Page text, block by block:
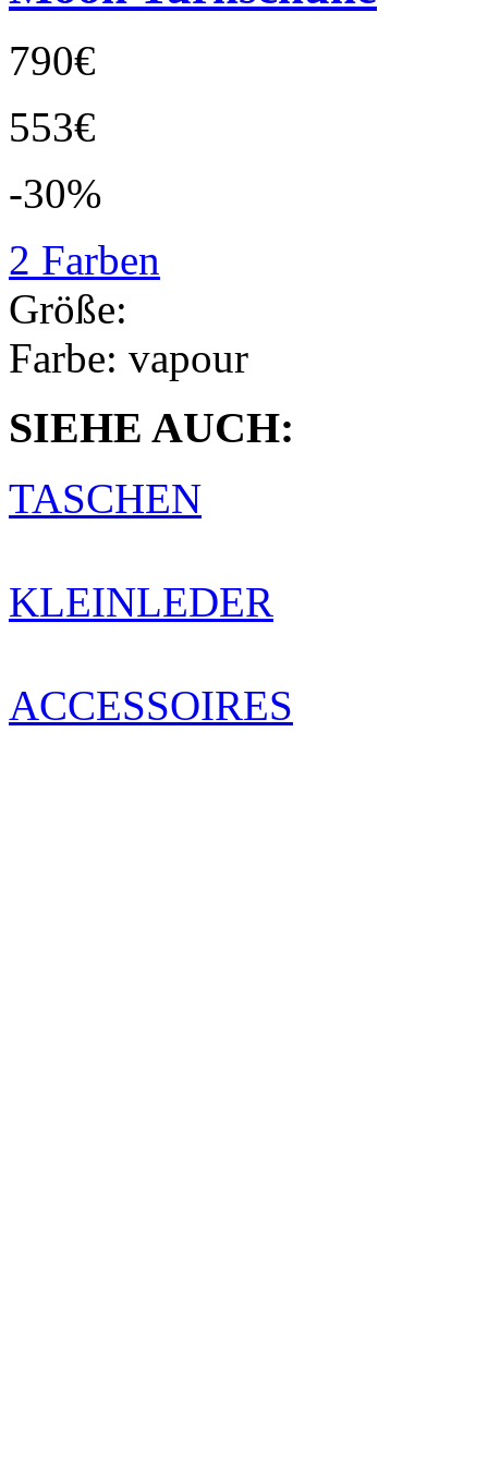
790€
553€
-30%
2 Farben
Größe:
Farbe: vapour
SIEHE AUCH:
TASCHEN
KLEINLEDER
ACCESSOIRES